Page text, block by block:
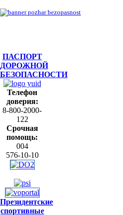
ПАСПОРТ
ДОРОЖНОЙ
БЕЗОПАСНОСТИ
Телефон
доверия:
8-800-2000-
122
Срочная
помощь:
004
576-10-10
Президентские
спортивные